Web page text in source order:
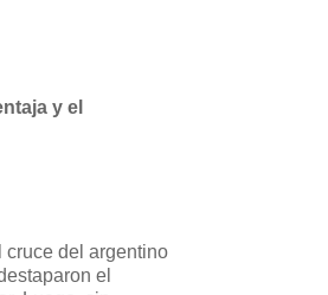
y el
cruce del argentino
el